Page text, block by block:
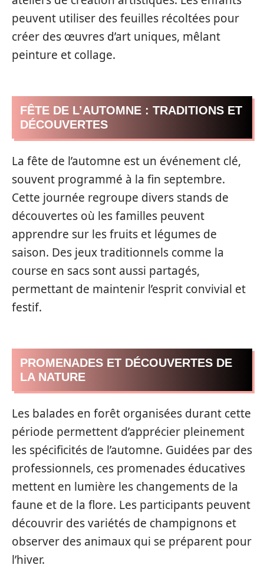
peuvent utiliser des feuilles récoltées pour
créer des œuvres d’art uniques, mêlant
peinture et collage.
FÊTE DE L’AUTOMNE : TRADITIONS ET
DÉCOUVERTES
La fête de l’automne est un événement clé,
souvent programmé à la fin septembre.
Cette journée regroupe divers stands de
découvertes où les familles peuvent
apprendre sur les fruits et légumes de
saison. Des jeux traditionnels comme la
course en sacs sont aussi partagés,
permettant de maintenir l’esprit convivial et
festif.
PROMENADES ET DÉCOUVERTES DE
LA NATURE
Les balades en forêt organisées durant cette
période permettent d’apprécier pleinement
les spécificités de l’automne. Guidées par des
professionnels, ces promenades éducatives
mettent en lumière les changements de la
faune et de la flore. Les participants peuvent
découvrir des variétés de champignons et
observer des animaux qui se préparent pour
l’hiver.